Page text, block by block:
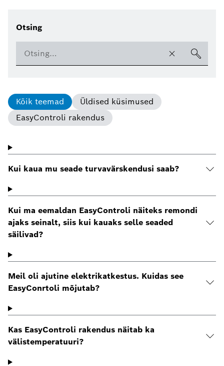
Otsing
Kõik teemad
Üldised küsimused
EasyControli rakendus
Kui kaua mu seade turvavärskendusi saab?
Kui ma eemaldan EasyControli näiteks remondi
ajaks seinalt, siis kui kauaks selle seaded
säilivad?
Meil oli ajutine elektrikatkestus. Kuidas see
EasyConrtoli mõjutab?
Kas EasyControli rakendus näitab ka
välistemperatuuri?